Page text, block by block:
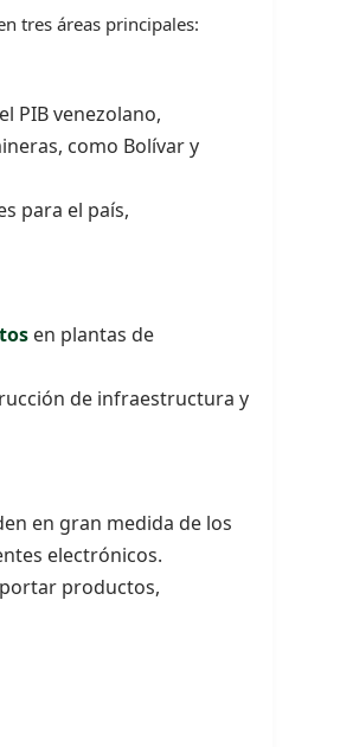
tres áreas principales:
PIB venezolano,
como Bolívar y
para el país,
en plantas de
de infraestructura y
en gran medida de los
electrónicos.
productos,